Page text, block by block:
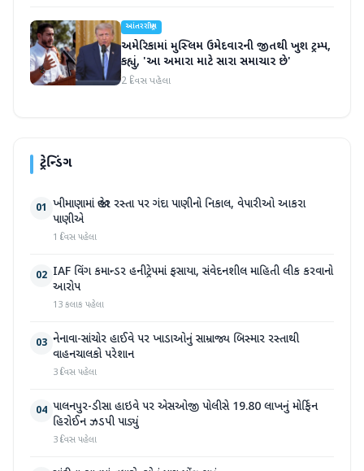
આંતરરાષ્ટ્રીય
અમેરિકામાં મુસ્લિમ ઉમેદવારની જીતથી ખુશ ટ્રમ્પ,
કહ્યું, 'આ અમારા માટે સારા સમાચાર છે'
2 દિવસ પહેલા
ટ્રેન્ડિંગ
01 ખીમાણામાં જાહેર રસ્તા પર ગંદા પાણીનો નિકાલ, વેપારીઓ આકરા
પાણીએ
1 દિવસ પહેલા
02 IAF વિંગ કમાન્ડર હનીટ્રેપમાં ફસાયા, સંવેદનશીલ માહિતી લીક કરવાનો
આરોપ
13 કલાક પહેલા
03 નેનાવા-સાંચોર હાઈવે પર ખાડાઓનું સામ્રાજ્ય બિસ્માર રસ્તાથી
વાહનચાલકો પરેશાન
3 દિવસ પહેલા
04 પાલનપુર-ડીસા હાઇવે પર એસઓજી પોલીસે 19.80 લાખનું મોર્ફિન
હિરોઈન ઝડપી પાડ્યું
3 દિવસ પહેલા